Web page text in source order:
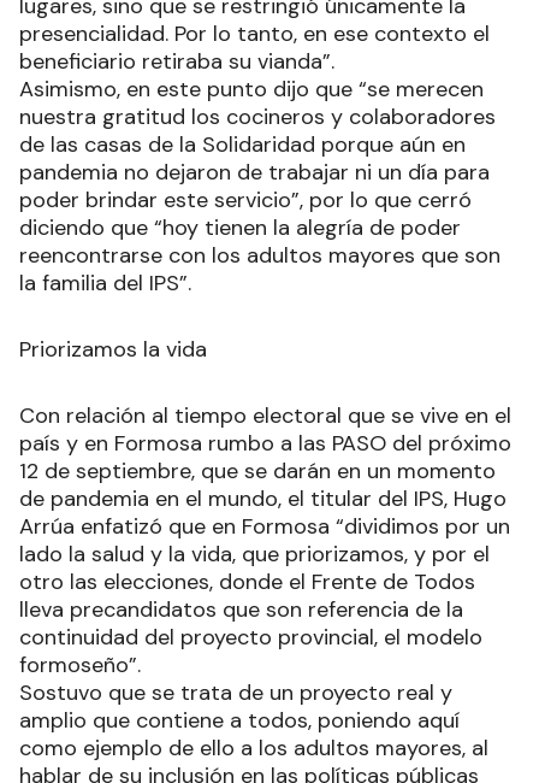
presencialidad. Por lo tanto, en ese contexto el
beneficiario retiraba su vianda”.
Asimismo, en este punto dijo que “se merecen
nuestra gratitud los cocineros y colaboradores
de las casas de la Solidaridad porque aún en
pandemia no dejaron de trabajar ni un día para
poder brindar este servicio”, por lo que cerró
diciendo que “hoy tienen la alegría de poder
reencontrarse con los adultos mayores que son
la familia del IPS”.
Priorizamos la vida
Con relación al tiempo electoral que se vive en el
país y en Formosa rumbo a las PASO del próximo
12 de septiembre, que se darán en un momento
de pandemia en el mundo, el titular del IPS, Hugo
Arrúa enfatizó que en Formosa “dividimos por un
lado la salud y la vida, que priorizamos, y por el
otro las elecciones, donde el Frente de Todos
lleva precandidatos que son referencia de la
continuidad del proyecto provincial, el modelo
formoseño”.
Sostuvo que se trata de un proyecto real y
amplio que contiene a todos, poniendo aquí
como ejemplo de ello a los adultos mayores, al
hablar de su inclusión en las políticas públicas